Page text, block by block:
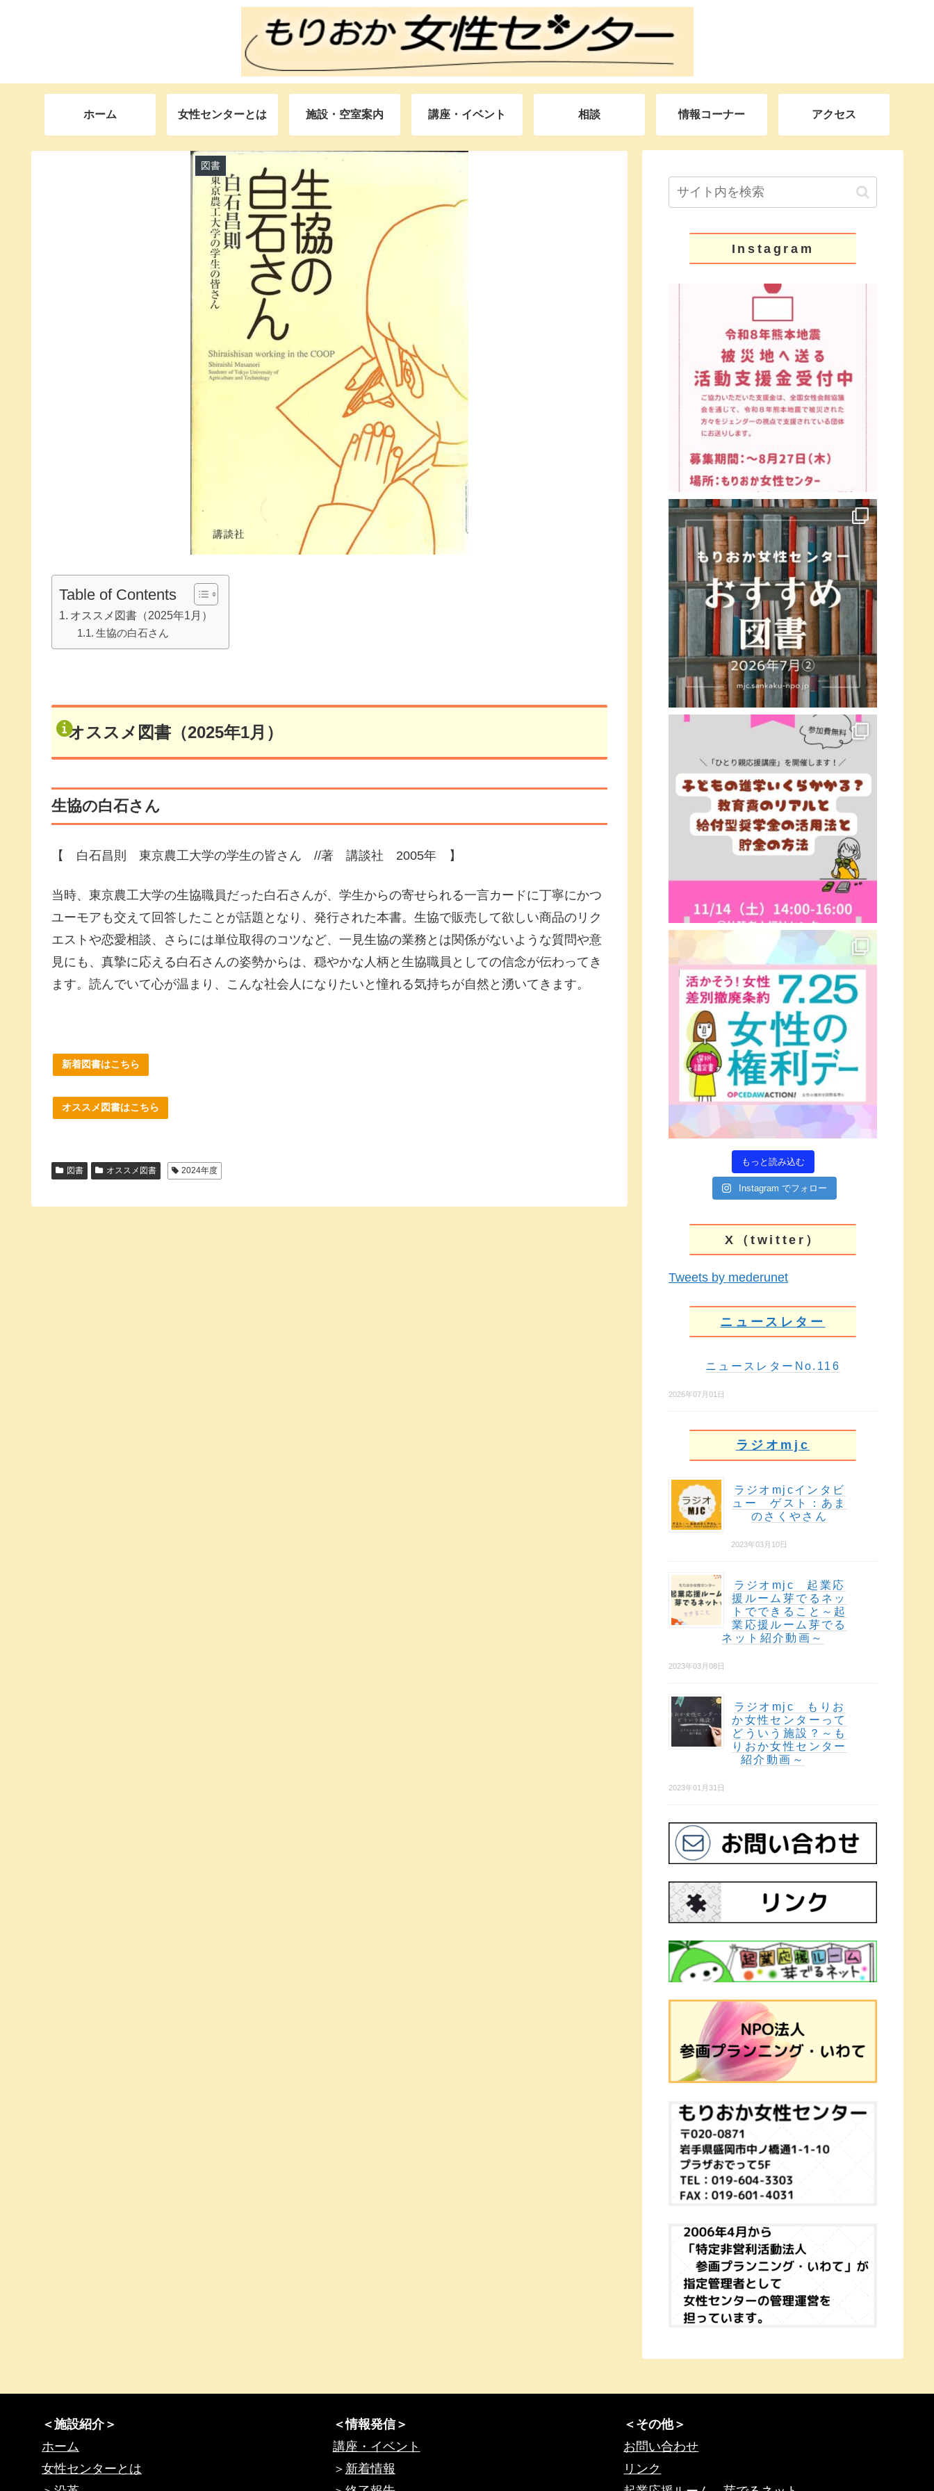
ホーム 女性センターとは 施設・空室案内 講座・イベント 相談 情報コーナー アクセス
図書
Table of Contents
オススメ図書（2025年1月）
生協の白石さん
オススメ図書（2025年1月）
生協の白石さん
【 白石昌則 東京農工大学の学生の皆さん //著 講談社 2005年 】
当時、東京農工大学の生協職員だった白石さんが、学生からの寄せられる一言カードに丁寧にかつ
ユーモアも交えて回答したことが話題となり、発行された本書。生協で販売して欲しい商品のリク
エストや恋愛相談、さらには単位取得のコツなど、一見生協の業務とは関係がないような質問や意
見にも、真摯に応える白石さんの姿勢からは、穏やかな人柄と生協職員としての信念が伝わってき
ます。読んでいて心が温まり、こんな社会人になりたいと憧れる気持ちが自然と湧いてきます。
新着図書はこちら
オススメ図書はこちら
図書 オススメ図書 2024年度
Instagram
もっと読み込む
Instagram でフォロー
X（twitter）
Tweets by mederunet
ニュースレター
ニュースレターNo.116
2026年07月01日
ラジオmjc
ラジオmjcインタビ
ュー ゲスト：あま
のさくやさん
2023年03月10日
ラジオmjc 起業応
援ルーム芽でるネッ
トでできること～起
業応援ルーム芽でる
ネット紹介動画～
2023年03月08日
ラジオmjc もりお
か女性センターって
どういう施設？～も
りおか女性センター
紹介動画～
2023年01月31日
＜施設紹介＞
ホーム
女性センターとは
＜情報発信＞
講座・イベント
＞ 新着情報
＜その他＞
お問い合わせ
リンク